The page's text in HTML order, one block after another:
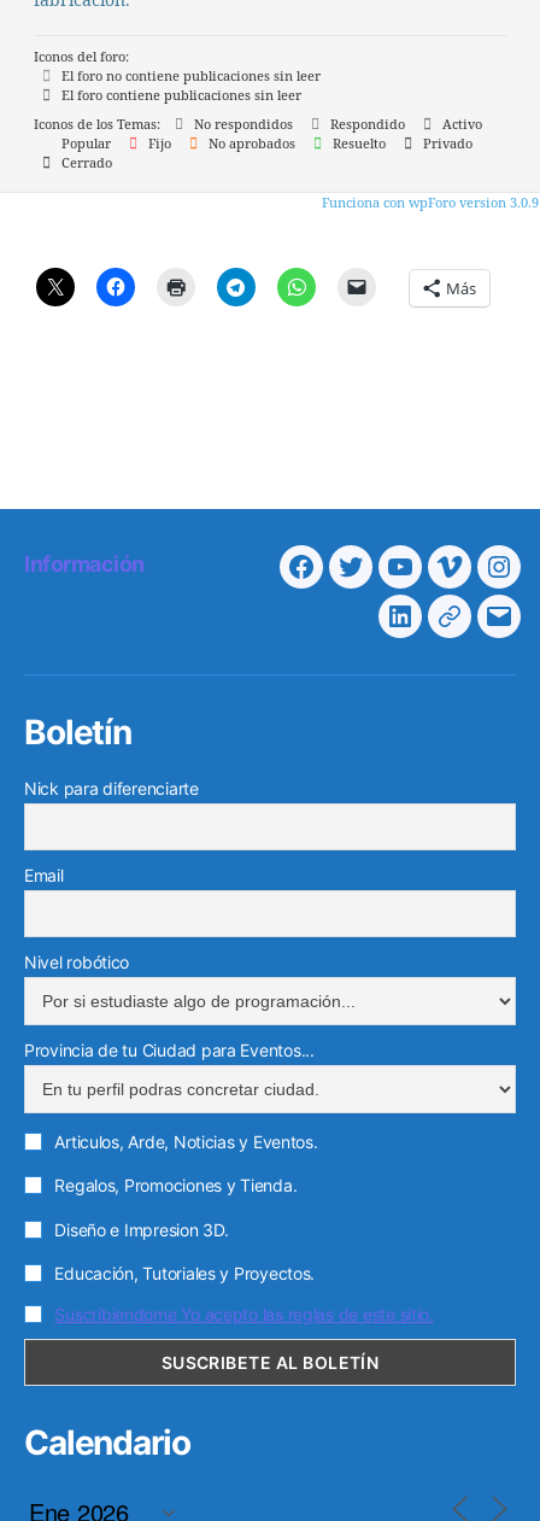
Iconos del foro:
El foro no contiene publicaciones sin leer
El foro contiene publicaciones sin leer
Iconos de los Temas:
No respondidos Respondido
Activo
Popular
Fijo No aprobados Resuelto
Privado
Cerrado
Funciona con wpForo version 3.0.9
Más
Información
Facebook
TwitterYoutubeVimeo
LinkedinTelegram
Boletín
Nick para diferenciarte
Email
Nivel robótico
Provincia de tu Ciudad para Eventos...
Articulos, Arde, Noticias y Eventos.
Regalos, Promociones y Tienda.
Diseño e Impresion 3D.
Educación, Tutoriales y Proyectos.
Suscribiendome Yo acepto las reglas de este sitio.
Calendario